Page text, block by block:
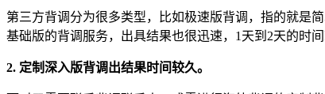
第三方背调分为很多类型，比如极速版背调，指的就是
基础版的背调服务，出具结果也很迅速，1天到2天的时间
2. 定制深入版背调出结果时间较久。